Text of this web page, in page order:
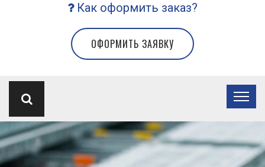
Как оформить заказ?
ОФОРМИТЬ ЗАЯВКУ